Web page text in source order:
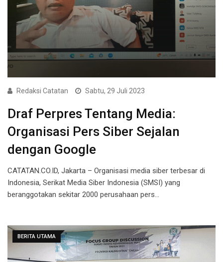
Redaksi Catatan Sabtu, 29 Juli 2023
Draf Perpres Tentang Media:
Organisasi Pers Siber Sejalan
dengan Google
CATATAN.CO.ID, Jakarta – Organisasi media siber terbesar di
Indonesia, Serikat Media Siber Indonesia (SMSI) yang
beranggotakan sekitar 2000 perusahaan pers…
BERITA UTAMA